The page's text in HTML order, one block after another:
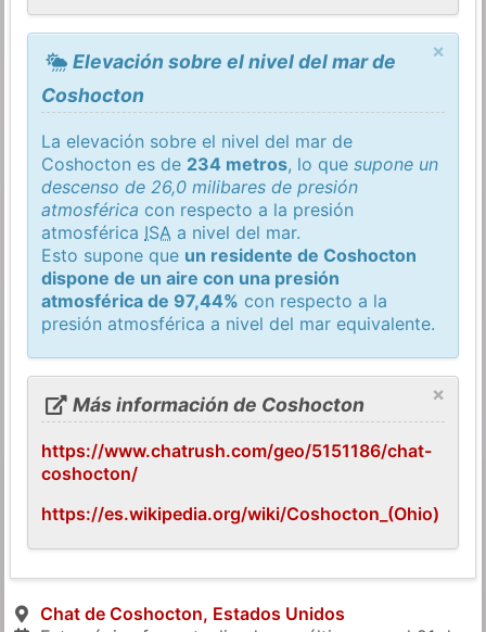
×
Elevación sobre el nivel del mar de
Coshocton
La elevación sobre el nivel del mar de
Coshocton es de 234 metros, lo quesupone un
descenso de 26,0 milibares de presión
atmosférica con respecto a la presión
atmosférica ISA a nivel del mar.
Esto supone que un residente de Coshocton
dispone de un aire con una presión
atmosférica de 97,44% con respecto a la
presión atmosférica a nivel del mar equivalente.
×
Más información de Coshocton
https://www.chatrush.com/geo/5151186/chat-
coshocton/
https://es.wikipedia.org/wiki/Coshocton_(Ohio)
Chat de Coshocton, Estados Unidos